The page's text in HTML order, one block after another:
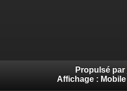
Propulsé par
Affichage : Mobile